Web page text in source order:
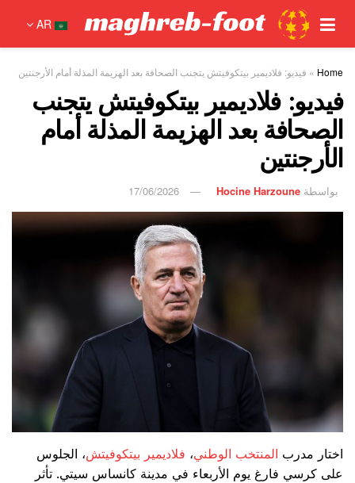
AR
Home
» فيديو: فلاديمير بيتكوفيتش يتجنب الصحافة بعد الهزيمة المذلة أمام الأرجنتين
فيديو: فلاديمير بيتكوفيتش يتجنب
الصحافة بعد الهزيمة المذلة أمام
الأرجنتين
بواسطة Hocine Harzoune
17/06/2026
اختار مدرب المنتخب الوطني، فلاديمير بيتكوفيتش، الجلوس
على كرسي فارغ يوم الأربعاء في مدينة كانساس سيتي. تأثر